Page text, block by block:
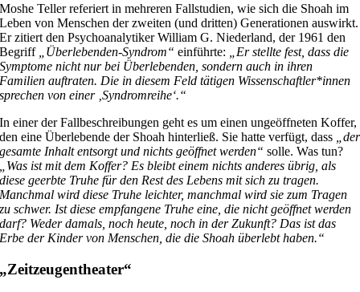
Moshe Teller referiert in mehreren Fallstudien, wie sich die Shoah im
Leben von Menschen der zweiten (und dritten) Generationen auswirkt.
Er zitiert den Psychoanalytiker William G. Niederland, der 1961 den
Begriff
„Überlebenden-Syndrom“ einführte:
„Er stellte fest, dass die
Symptome nicht nur bei Überlebenden, sondern auch in ihren
Familien auftraten. Die in diesem Feld tätigen Wissenschaftler*innen
sprechen von einer ‚Syndromreihe‘.“
In einer der Fallbeschreibungen geht es um einen ungeöffneten Koffer,
den eine Überlebende der Shoah hinterließ. Sie hatte verfügt, dass
„der
gesamte Inhalt entsorgt und nichts geöffnet werden“ solle. Was tun?
„Was ist mit dem Koffer? Es bleibt einem nichts anderes übrig, als
diese geerbte Truhe für den Rest des Lebens mit sich zu tragen.
Manchmal wird diese Truhe leichter, manchmal wird sie zum Tragen
zu schwer. Ist diese empfangene Truhe eine, die nicht geöffnet werden
darf? Weder damals, noch heute, noch in der Zukunft? Das ist das
Erbe der Kinder von Menschen, die die Shoah überlebt haben.“
„Zeitzeugentheater“